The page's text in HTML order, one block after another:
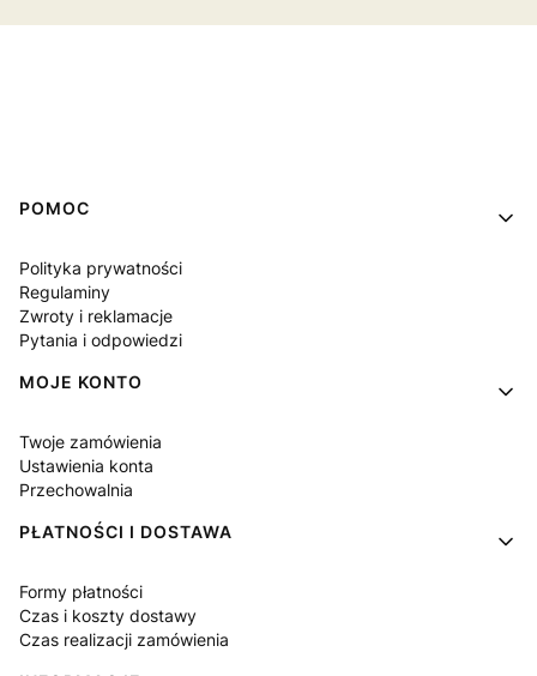
Linki w stopce
POMOC
Polityka prywatności
Regulaminy
Zwroty i reklamacje
Pytania i odpowiedzi
MOJE KONTO
Twoje zamówienia
Ustawienia konta
Przechowalnia
PŁATNOŚCI I DOSTAWA
Formy płatności
Czas i koszty dostawy
Czas realizacji zamówienia